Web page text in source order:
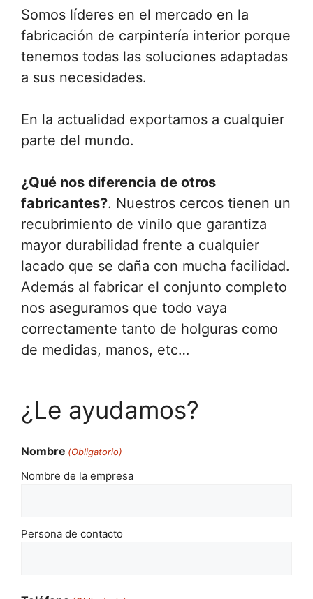
Somos líderes en el mercado en la
fabricación de carpintería interior porque
tenemos todas las soluciones adaptadas
a sus necesidades.
En la actualidad exportamos a cualquier
parte del mundo.
¿Qué nos diferencia de otros
fabricantes?. Nuestros cercos tienen un
recubrimiento de vinilo que garantiza
mayor durabilidad frente a cualquier
lacado que se daña con mucha facilidad.
Además al fabricar el conjunto completo
nos aseguramos que todo vaya
correctamente tanto de holguras como
de medidas, manos, etc…
¿Le ayudamos?
Nombre (Obligatorio)
Nombre de la empresa
Persona de contacto